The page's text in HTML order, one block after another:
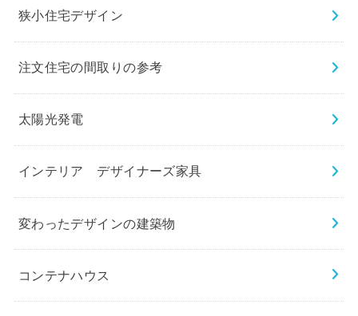
狭小住宅デザイン
注文住宅の間取りの参考
太陽光発電
インテリア デザイナーズ家具
変わったデザインの建築物
コンテナハウス